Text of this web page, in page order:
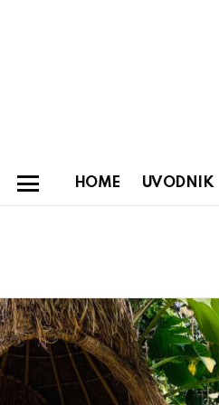
HOME UVODNIK
Latest
stories